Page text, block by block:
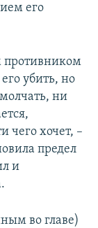
его
противником
убить, но
ни
чего хочет, –
предел
и
во главе)